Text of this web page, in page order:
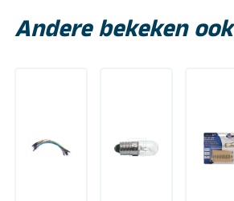
Andere bekeken ook